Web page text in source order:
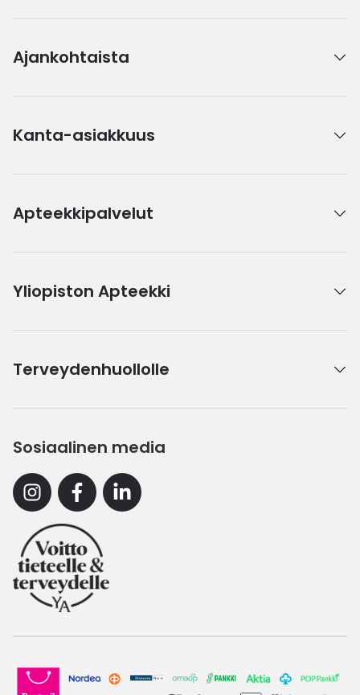
Ajankohtaista
Kanta-asiakkuus
Apteekkipalvelut
Yliopiston Apteekki
Terveydenhuollolle
Sosiaalinen media
InstagramFacebookLinkedin